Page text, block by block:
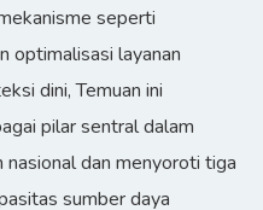
seperti
optimalisasi layanan
dini, Temuan ini
pilar sentral dalam
dan menyoroti tiga
sumber daya